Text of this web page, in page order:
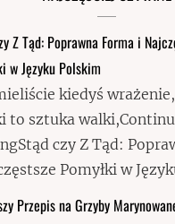
Z Tąd: Poprawna Forma i
w Języku Polskim
kiedyś
to sztuka
czy Z Tąd:
Pomyłki w
Przepis na Grzyby